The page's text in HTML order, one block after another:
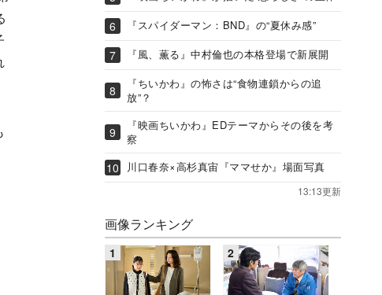
『スパイダーマン：BND』の“夏休み感”
『風、薫る』中村倫也の本格登場で新展開
『ちいかわ』の怖さは“食物連鎖からの追
放”？
『映画ちいかわ』EDテーマからその後を考
察
川口春奈×高杉真宙『ママせか』場面写真
13:13更新
画像ランキング